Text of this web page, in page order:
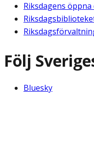
Riksdagens öppna
Följ
Bluesky